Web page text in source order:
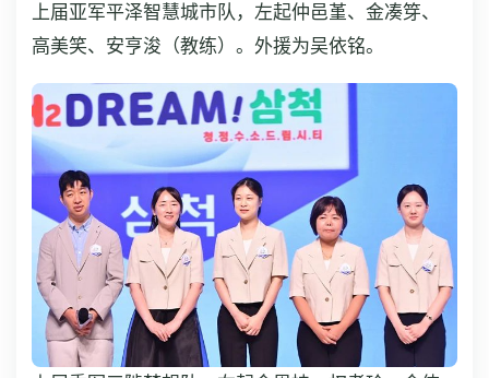
上届亚军平泽智慧城市队，左起仲邑堇、金凑笌、
高美笑、安亨浚（教练）。外援为吴依铭。